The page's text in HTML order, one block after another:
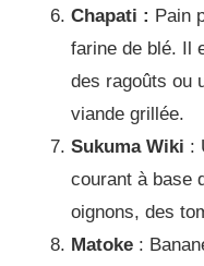
Chapati : Pain
farine de blé.
des ragoûts ou
viande grillée.
Sukuma Wiki :
courant à base
oignons, des
Matoke :